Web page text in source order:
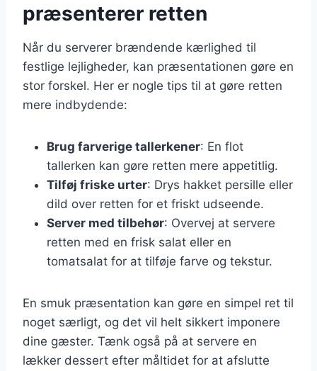
præsenterer retten
Når du serverer brændende kærlighed til
festlige lejligheder, kan præsentationen gøre en
stor forskel. Her er nogle tips til at gøre retten
mere indbydende:
Brug farverige tallerkener: En flot
tallerken kan gøre retten mere appetitlig.
Tilføj friske urter: Drys hakket persille eller
dild over retten for et friskt udseende.
Server med tilbehør: Overvej at servere
retten med en frisk salat eller en
tomatsalat for at tilføje farve og tekstur.
En smuk præsentation kan gøre en simpel ret til
noget særligt, og det vil helt sikkert imponere
dine gæster. Tænk også på at servere en
lækker dessert efter måltidet for at afslutte